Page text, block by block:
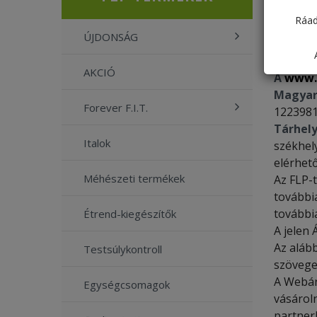
ÚJDONSÁG
AKCIÓ
Forever F.I.T.
Italok
Méhészeti termékek
Étrend-kiegészítők
Testsúlykontroll
Egységcsomagok
A
Az
A jelen
Az
A